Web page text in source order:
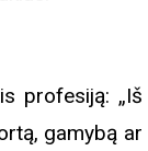
profesiją: „Iš
gamybą ar